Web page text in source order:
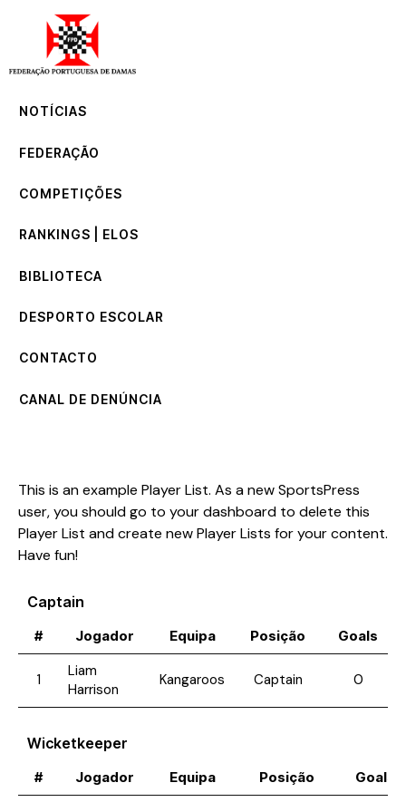
NOTÍCIAS
FEDERAÇÃO
COMPETIÇÕES
RANKINGS | ELOS
BIBLIOTECA
DESPORTO ESCOLAR
CONTACTO
CANAL DE DENÚNCIA
This is an example Player List. As a new SportsPress
user, you should go to your dashboard to delete this
Player List and create new Player Lists for your content.
Have fun!
Captain
# Jogador Equipa Posição Goals
1
Liam
Harrison
Kangaroos Captain 0
Wicketkeeper
# Jogador Equipa Posição Goals